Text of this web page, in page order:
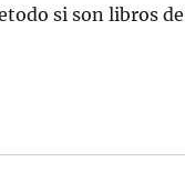
si son libros